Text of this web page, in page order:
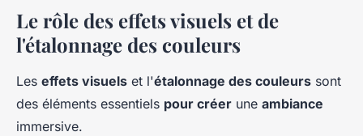
Le rôle des effets visuels et de
l'étalonnage des couleurs
Les effets visuels et l'étalonnage des couleurs sont
des éléments essentiels pour créer une ambiance
immersive.